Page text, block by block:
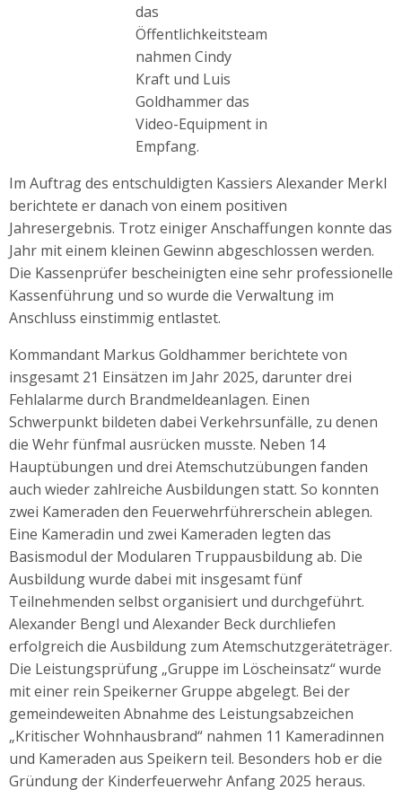
das
Öffentlichkeitsteam
nahmen Cindy
Kraft und Luis
Goldhammer das
Video-Equipment in
Empfang.
Im Auftrag des entschuldigten Kassiers Alexander Merkl
berichtete er danach von einem positiven
Jahresergebnis. Trotz einiger Anschaffungen konnte das
Jahr mit einem kleinen Gewinn abgeschlossen werden.
Die Kassenprüfer bescheinigten eine sehr professionelle
Kassenführung und so wurde die Verwaltung im
Anschluss einstimmig entlastet.
Kommandant Markus Goldhammer berichtete von
insgesamt 21 Einsätzen im Jahr 2025, darunter drei
Fehlalarme durch Brandmeldeanlagen. Einen
Schwerpunkt bildeten dabei Verkehrsunfälle, zu denen
die Wehr fünfmal ausrücken musste. Neben 14
Hauptübungen und drei Atemschutzübungen fanden
auch wieder zahlreiche Ausbildungen statt. So konnten
zwei Kameraden den Feuerwehrführerschein ablegen.
Eine Kameradin und zwei Kameraden legten das
Basismodul der Modularen Truppausbildung ab. Die
Ausbildung wurde dabei mit insgesamt fünf
Teilnehmenden selbst organisiert und durchgeführt.
Alexander Bengl und Alexander Beck durchliefen
erfolgreich die Ausbildung zum Atemschutzgeräteträger.
Die Leistungsprüfung „Gruppe im Löscheinsatz“ wurde
mit einer rein Speikerner Gruppe abgelegt. Bei der
gemeindeweiten Abnahme des Leistungsabzeichen
„Kritischer Wohnhausbrand“ nahmen 11 Kameradinnen
und Kameraden aus Speikern teil. Besonders hob er die
Gründung der Kinderfeuerwehr Anfang 2025 heraus.